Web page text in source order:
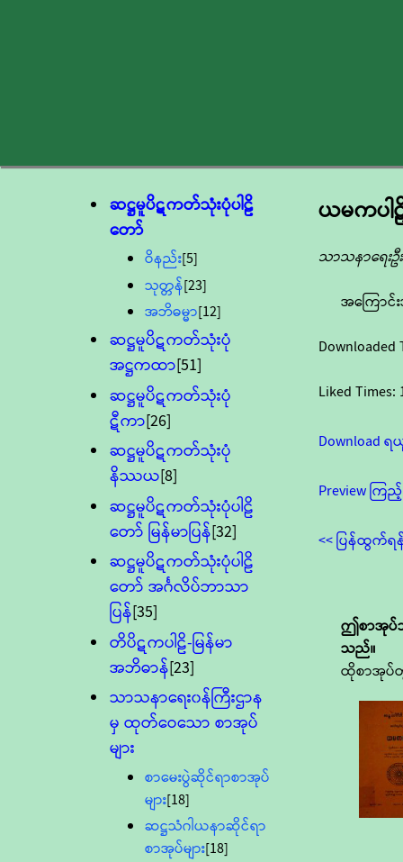
ဆဋ္ဌမူပိဋကတ်သုံးပုံပါဠိ
တော်
ဝိနည်း[5]
သုတ္တန်[23]
အဘိဓမ္မာ[12]
ဆဋ္ဌမူပိဋကတ်သုံးပုံ
အဋ္ဌကထာ[51]
ဆဋ္ဌမူပိဋကတ်သုံးပုံ
ဋီကာ[26]
ဆဋ္ဌမူပိဋကတ်သုံးပုံ
နိဿယ[8]
ဆဋ္ဌမူပိဋကတ်သုံးပုံပါဠိ
တော် မြန်မာပြန်[32]
ဆဋ္ဌမူပိဋကတ်သုံးပုံပါဠိ
တော် အင်္ဂလိပ်ဘာသာ
ပြန်[35]
တိပိဋကပါဠိ-မြန်မာ
အဘိဓာန်[23]
သာသနာရေး၀န်ကြီးဌာန
မှ ထုတ်ဝေသော စာအုပ်
များ
စာမေးပွဲဆိုင်ရာစာအုပ်
များ[18]
ဆဋ္ဌသံဂါယနာဆိုင်ရာ
စာအုပ်များ[18]
ယမကပါ
သာသနာရေးဦ
အကြောင်
Downloaded
Liked Times:
Download
Preview ကြ
<< ပြန်ထွက်ရ
ဤစာအုပ်
သည်။
ထိုစာအုပ်တွဲ